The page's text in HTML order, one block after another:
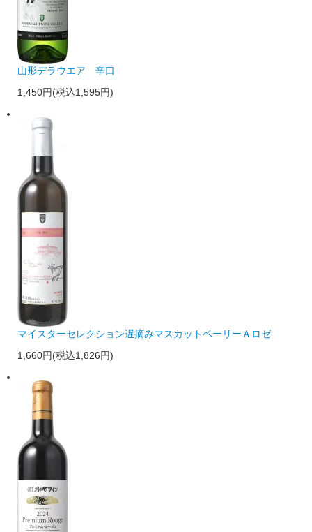
山形デラウエア 辛口
1,450円(税込1,595円)
マイスターセレクション遅摘みマスカットベーリーＡロゼ
1,660円(税込1,826円)